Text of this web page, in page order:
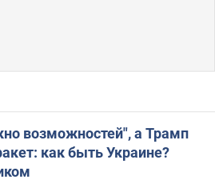
возможностей", а Трамп
как быть Украине?